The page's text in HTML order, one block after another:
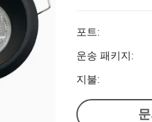
포트:
운송 패키지:
지불: